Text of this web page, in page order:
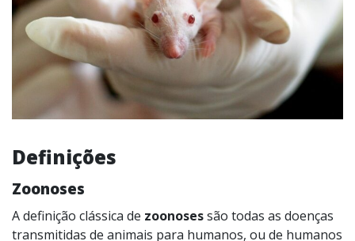
Definições
Zoonoses
A definição clássica de zoonosessão todas as doenças
transmitidas de animais para humanos, ou de humanos